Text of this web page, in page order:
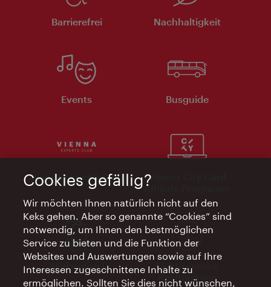
Barrierefrei Nachhaltigkeit
Events Busguide
Vienna Experts Club
Vienna City Card
Affiliate Programm
Werbemittel
Elektronische
Rechnungen
Cookies gefällig?
Wir möchten Ihnen natürlich nicht auf den
Keks gehen. Aber so genannte “Cookies” sind
notwendig, um Ihnen den bestmöglichen
Service zu bieten und die Funktion der
Websites und Auswertungen sowie auf Ihre
Interessen zugeschnittene Inhalte zu
ermöglichen. Sollten Sie dies nicht wünschen,